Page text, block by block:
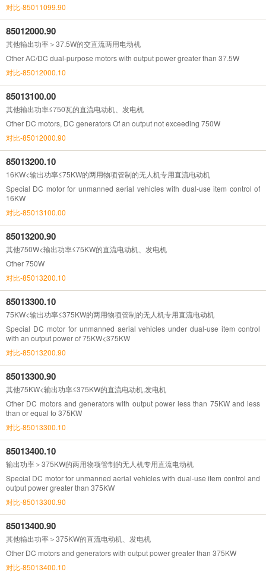
对比-85011099.90
85012000.90
其他输出功率＞37.5W的交直流两用电动机
Other AC/DC dual-purpose motors with output power greater than 37.5W
对比-85012000.10
85013100.00
其他输出功率≤750瓦的直流电动机、发电机
Other DC motors, DC generators Of an output not exceeding 750W
对比-85012000.90
85013200.10
16KW<输出功率≤75KW的两用物项管制的无人机专用直流电动机
Special DC motor for unmanned aerial vehicles with dual-use item control of
16KW
对比-85013100.00
85013200.90
其他750W<输出功率≤75KW的直流电动机、发电机
Other 750W
对比-85013200.10
85013300.10
75KW<输出功率≤375KW的两用物项管制的无人机专用直流电动机
Special DC motor for unmanned aerial vehicles under dual-use item control
with an output power of 75KW<375KW
对比-85013200.90
85013300.90
其他75KW<输出功率≤375KW的直流电动机,发电机
Other DC motors and generators with output power less than 75KW and less
than or equal to 375KW
对比-85013300.10
85013400.10
输出功率＞375KW的两用物项管制的无人机专用直流电动机
Special DC motor for unmanned aerial vehicles with dual-use item control and
output power greater than 375KW
对比-85013300.90
85013400.90
其他输出功率＞375KW的直流电动机、发电机
Other DC motors and generators with output power greater than 375KW
对比-85013400.10